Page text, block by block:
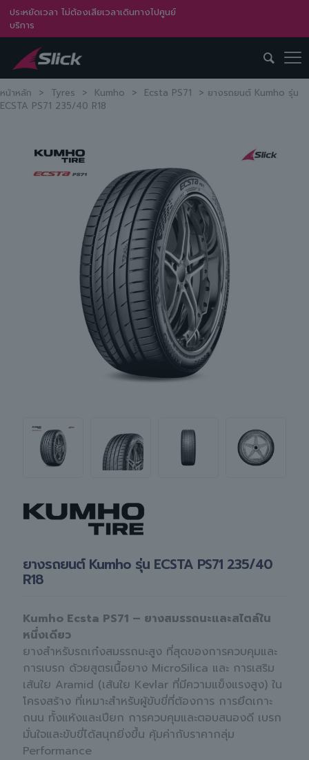
ประหยัดเวลา ไม่ต้องเสียเวลาเดินทางไปศูนย์
บริการ
หน้าหลัก > Tyres > Kumho > Ecsta PS71 > ยางรถยนต์ Kumho รุ่น
ECSTA PS71 235/40 R18
ยางรถยนต์ Kumho รุ่น ECSTA PS71 235/40
R18
Kumho Ecsta PS71 – ยางสมรรถนะและสไตล์ใน
หนึ่งเดียว
ยางสำหรับรถเก๋งสมรรถนะสูง ที่สุดของการควบคุมและ
การเบรก ด้วยสูตรเนื้อยาง MicroSilica และ การเสริม
เส้นใย Aramid (เส้นใย Kevlar ที่มีความแข็งแรงสูง) ใน
โครงสร้าง ที่เหมาะสำหรับผู้ขับขี่ที่ต้องการ การยึดเกาะ
ถนน ทั้งแห้งและเปียก การควบคุมและตอบสนองดี เบรก
มั่นใจและขับขี่ได้สนุกยิ่งขึ้น คุ้มค่ากับราคากลุ่ม
Performance